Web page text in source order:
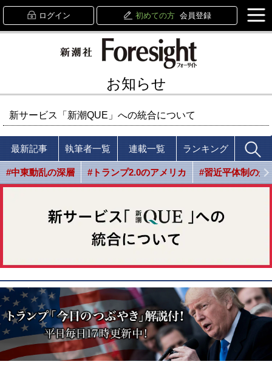
ログイン 初めての方 会員登録
お知らせ
新サービス「新潮QUE」への統合について
最新記事 執筆者一覧 連載一覧 ランキング
#中東動乱の深層 #トランプ2.0のアメリカ #習近平体制の光